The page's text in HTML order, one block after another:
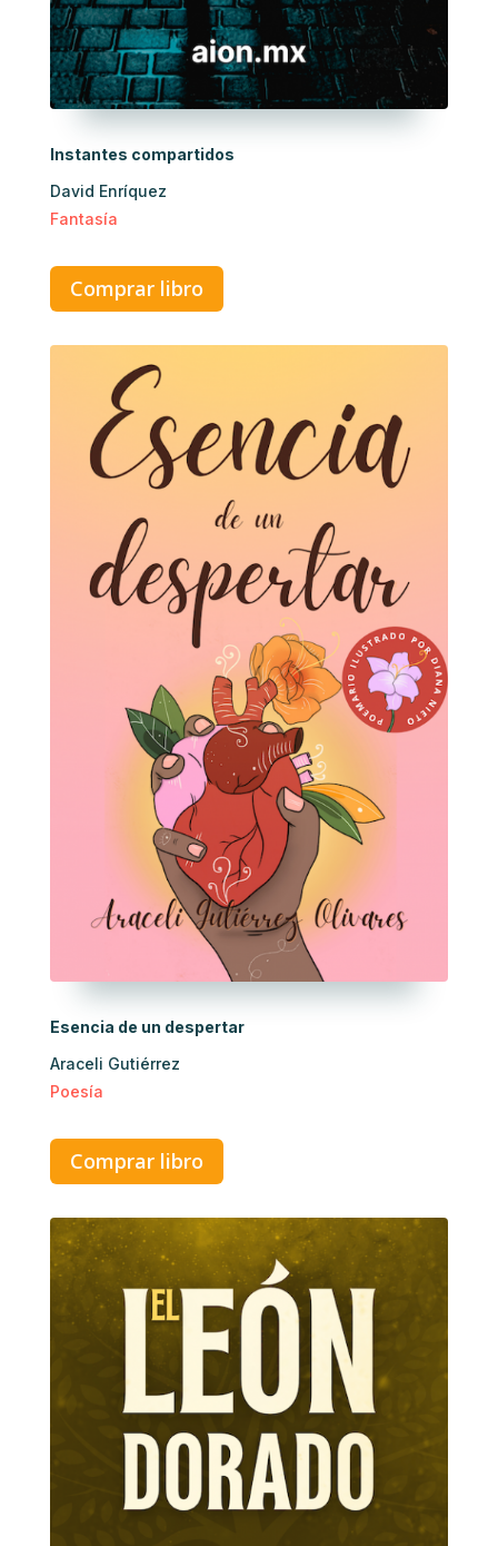
Instantes compartidos
David Enríquez
Fantasía
Comprar libro
Esencia de un despertar
Araceli Gutiérrez
Poesía
Comprar libro